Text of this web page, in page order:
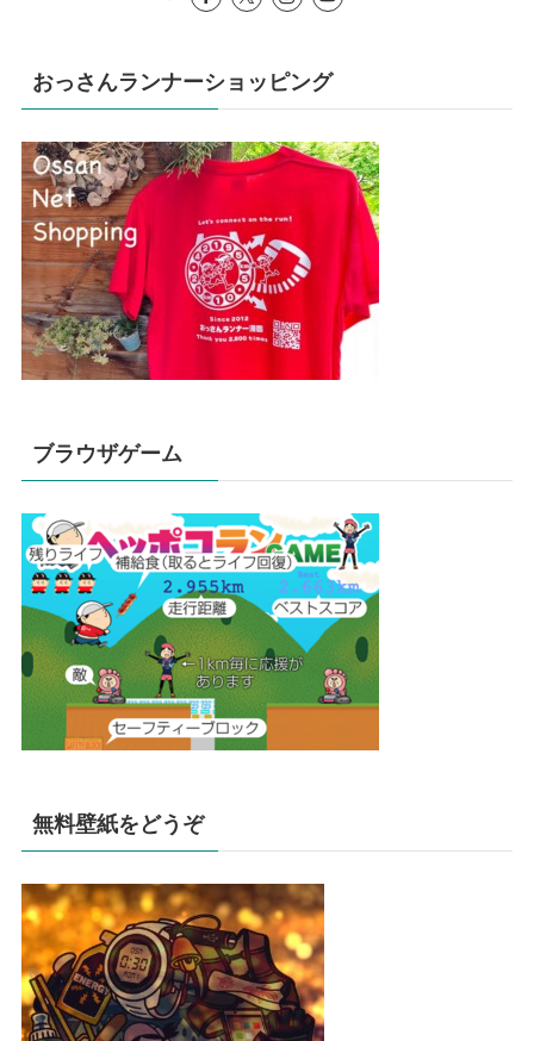
おっさんランナーショッピング
ブラウザゲーム
無料壁紙をどうぞ